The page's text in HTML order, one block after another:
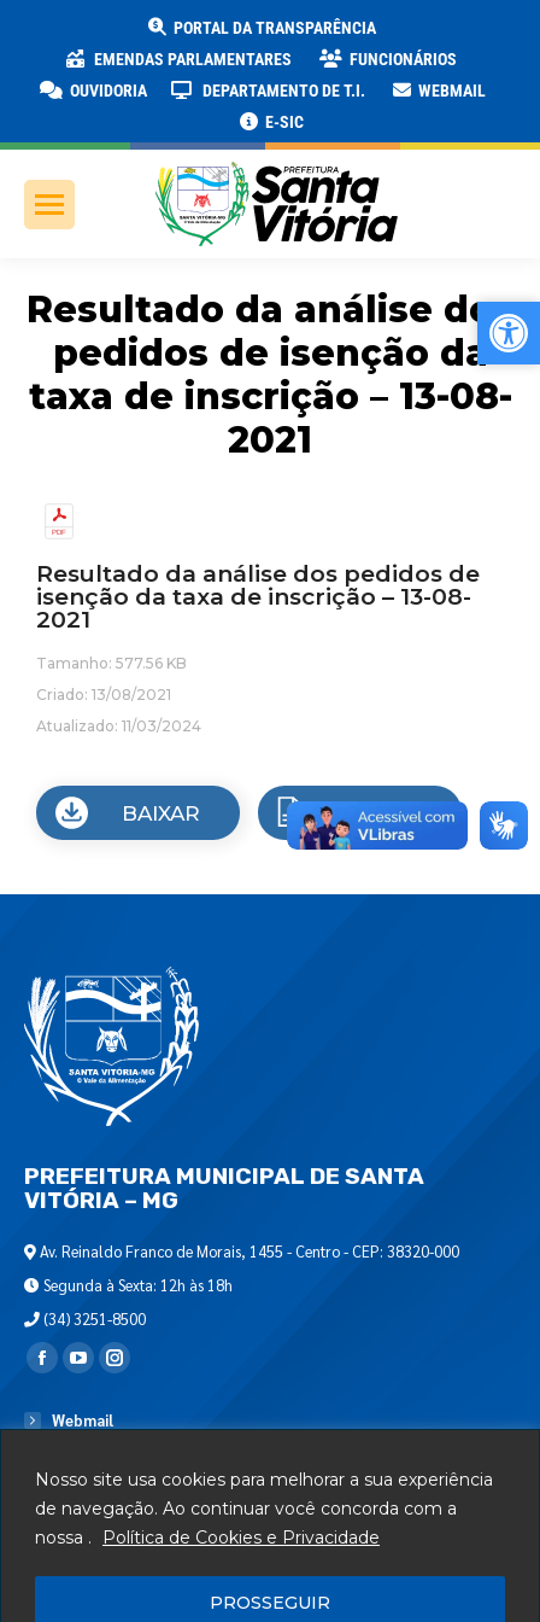
Nosso site usa cookies para melhorar a sua experiência
de navegação. Ao continuar você concorda com a
nossa .
Política de Cookies e Privacidade
PROSSEGUIR
PORTAL DA TRANSPARÊNCIA
EMENDAS PARLAMENTARES
FUNCIONÁRIOS
OUVIDORIA
DEPARTAMENTO DE T.I.
WEBMAIL
E-SIC
Resultado da análise dos
pedidos de isenção da
taxa de inscrição – 13-08-
2021
Resultado da análise dos pedidos de
isenção da taxa de inscrição – 13-08-
2021
Tamanho: 577.56 KB
Criado: 13/08/2021
Atualizado: 11/03/2024
BAIXAR VISUALIZAR
PREFEITURA MUNICIPAL DE SANTA
VITÓRIA – MG
Av. Reinaldo Franco de Morais, 1455 - Centro - CEP: 38320-000
Segunda à Sexta: 12h às 18h
(34) 3251-8500
Encontre-nos em:
Webmail
Serviços
Telefones Úteis